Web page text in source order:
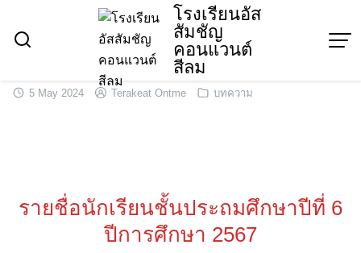
content
โรงเรียนอัส
สัมชัญ
คอนแวนต์
สีลม
5 May 2024 Terakeat Ontme บทความ
รายชื่อนักเรียนชั้นประถมศึกษาปีที่ 6
ปีการศึกษา 2567